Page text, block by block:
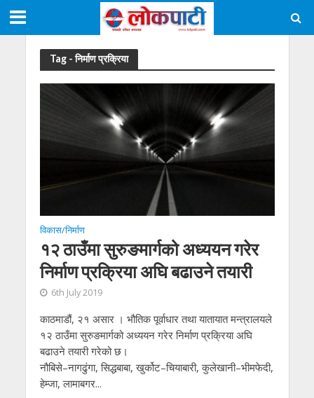
Tag - निर्माण प्रक्रिया
विकास/निर्माण
१२ ठाउँमा सुरुङमार्गको अध्ययन गरेर
निर्माण प्रक्रिया अघि बढाउने तयारी
6th July 2019
काठमाडौं, २१ असार । भौतिक पूर्वाधार तथा यातायात मन्त्रालयले
१२ ठाउँमा सुरुङमार्गको अध्ययन गरेर निर्माण प्रक्रिया अघि
बढाउने तयारी गरेको छ।
नौबिसे–नागढुंगा, सिद्धबाबा, खुर्कोट–चियाबारी, कुलेखानी–भीमफेदी,
हेम्जा, लामाबगर...